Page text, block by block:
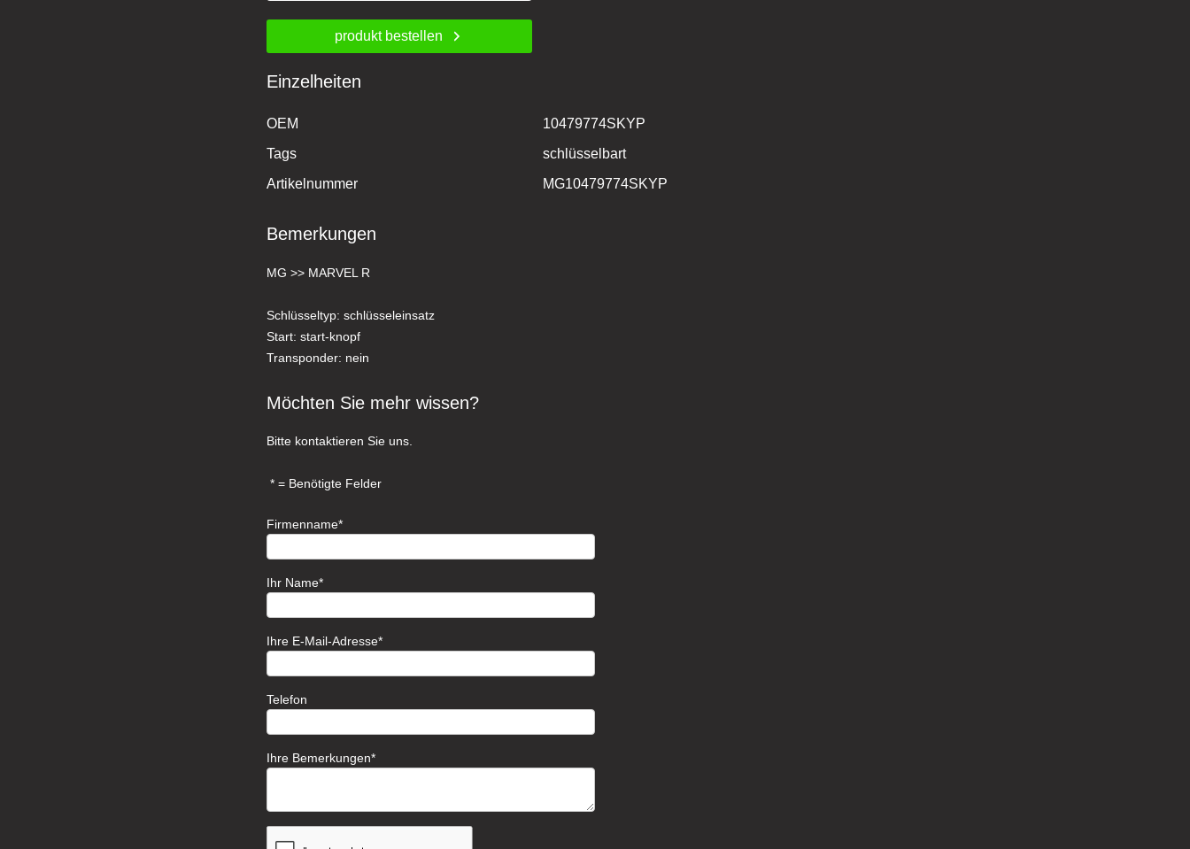
produkt bestellen
Einzelheiten
OEM
10479774SKYP
Tags
schlüsselbart
Artikelnummer
MG10479774SKYP
Bemerkungen
MG >> MARVEL R
Schlüsseltyp: schlüsseleinsatz
Start: start-knopf
Transponder: nein
Möchten Sie mehr wissen?
Bitte kontaktieren Sie uns.
= Benötigte Felder
Firmenname
Ihr Name
Ihre E-Mail-Adresse
Telefon
Ihre Bemerkungen